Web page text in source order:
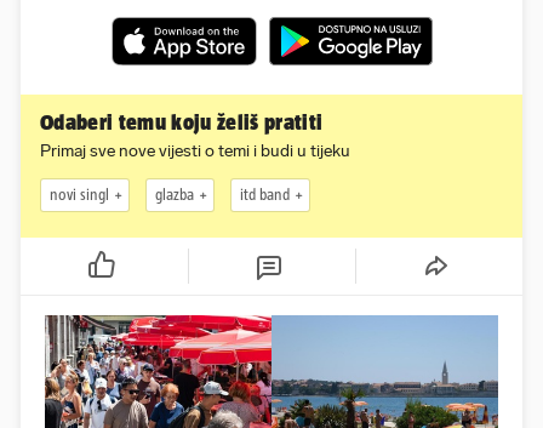
Odaberi temu koju želiš pratiti
Primaj sve nove vijesti o temi i budi u tijeku
novi singl glazba itd band